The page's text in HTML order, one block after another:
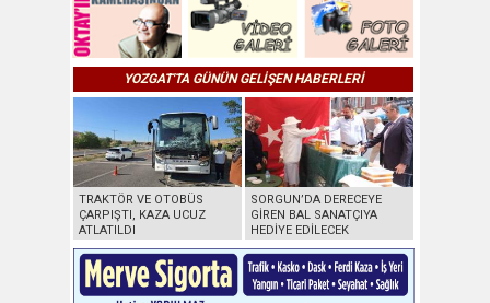
YOZGAT'TA GÜNÜN GELİŞEN HABERLERİ
TRAKTÖR VE OTOBÜS
ÇARPIŞTI, KAZA UCUZ
ATLATILDI
SORGUN’DA DERECEYE
GİREN BAL SANATÇIYA
HEDİYE EDİLECEK